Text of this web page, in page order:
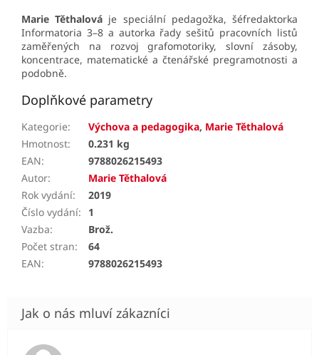
Marie Těthalová je speciální pedagožka, šéfredaktorka
Informatoria 3–8 a autorka řady sešitů pracovních listů
zaměřených na rozvoj grafomotoriky, slovní zásoby,
koncentrace, matematické a čtenářské pregramotnosti a
podobně.
Doplňkové parametry
Kategorie: Výchova a pedagogika, Marie Těthalová
Hmotnost:
0.231 kg
EAN:
9788026215493
Autor:
Marie Těthalová
Rok vydání:
2019
Číslo vydání:
1
Vazba:
Brož.
Počet stran:
64
EAN: 9788026215493